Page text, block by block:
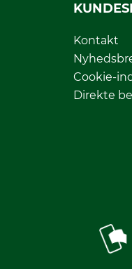
Kontakt
Cookie-
Direkte